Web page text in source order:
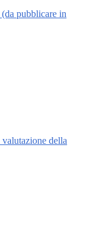
pubblicare in
della